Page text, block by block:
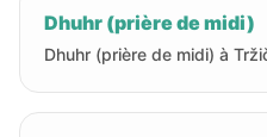
Dhuhr (prière de midi)
Dhuhr (prière de midi) à